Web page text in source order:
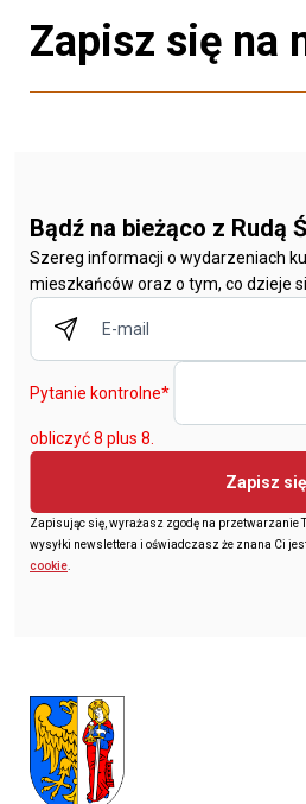
Zapisz się na
Bądź na bieżąco z Rudą
Szereg informacji o wydarzeniach
mieszkańców oraz o tym, co dzieje
Pytanie kontrolne*
obliczyć 8 plus 8.
Zapisz się
Zapisując się, wyrażasz zgodę na przetwarzanie
wysyłki newslettera i oświadczasz że znana Ci
cookie